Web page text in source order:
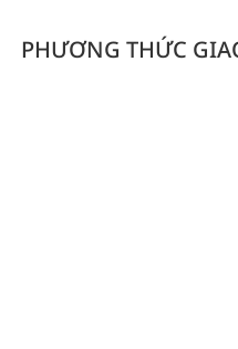
PHƯƠNG THỨC